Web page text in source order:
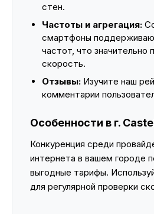
стен.
Частоты и агрегация:
смартфоны
частот, что значительно
скорость.
Отзывы: Изучите наш
комментарии
Особенности в г.
Конкуренция среди
интернета в вашем городе
выгодные тарифы.
для регулярной проверки